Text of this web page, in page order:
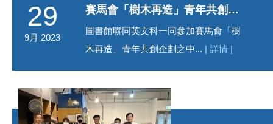
29
9月 2023
賽馬會「樹木再造」青年共創企劃之中小學校園「願・木」計劃
圖書館聯同英文科一同參加賽馬會「樹
木再造」青年共創企劃之中... | 詳情 |